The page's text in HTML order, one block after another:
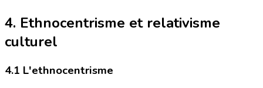
4. Ethnocentrisme et relativisme
culturel
4.1 L'ethnocentrisme